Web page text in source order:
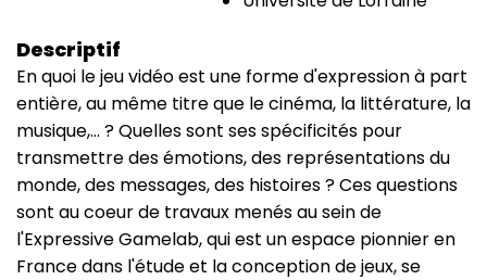
Descriptif
En quoi le jeu vidéo est une forme d'expression à part
entière, au même titre que le cinéma, la littérature, la
musique,... ? Quelles sont ses spécificités pour
transmettre des émotions, des représentations du
monde, des messages, des histoires ? Ces questions
sont au coeur de travaux menés au sein de
l'Expressive Gamelab, qui est un espace pionnier en
France dans l'étude et la conception de jeux, se